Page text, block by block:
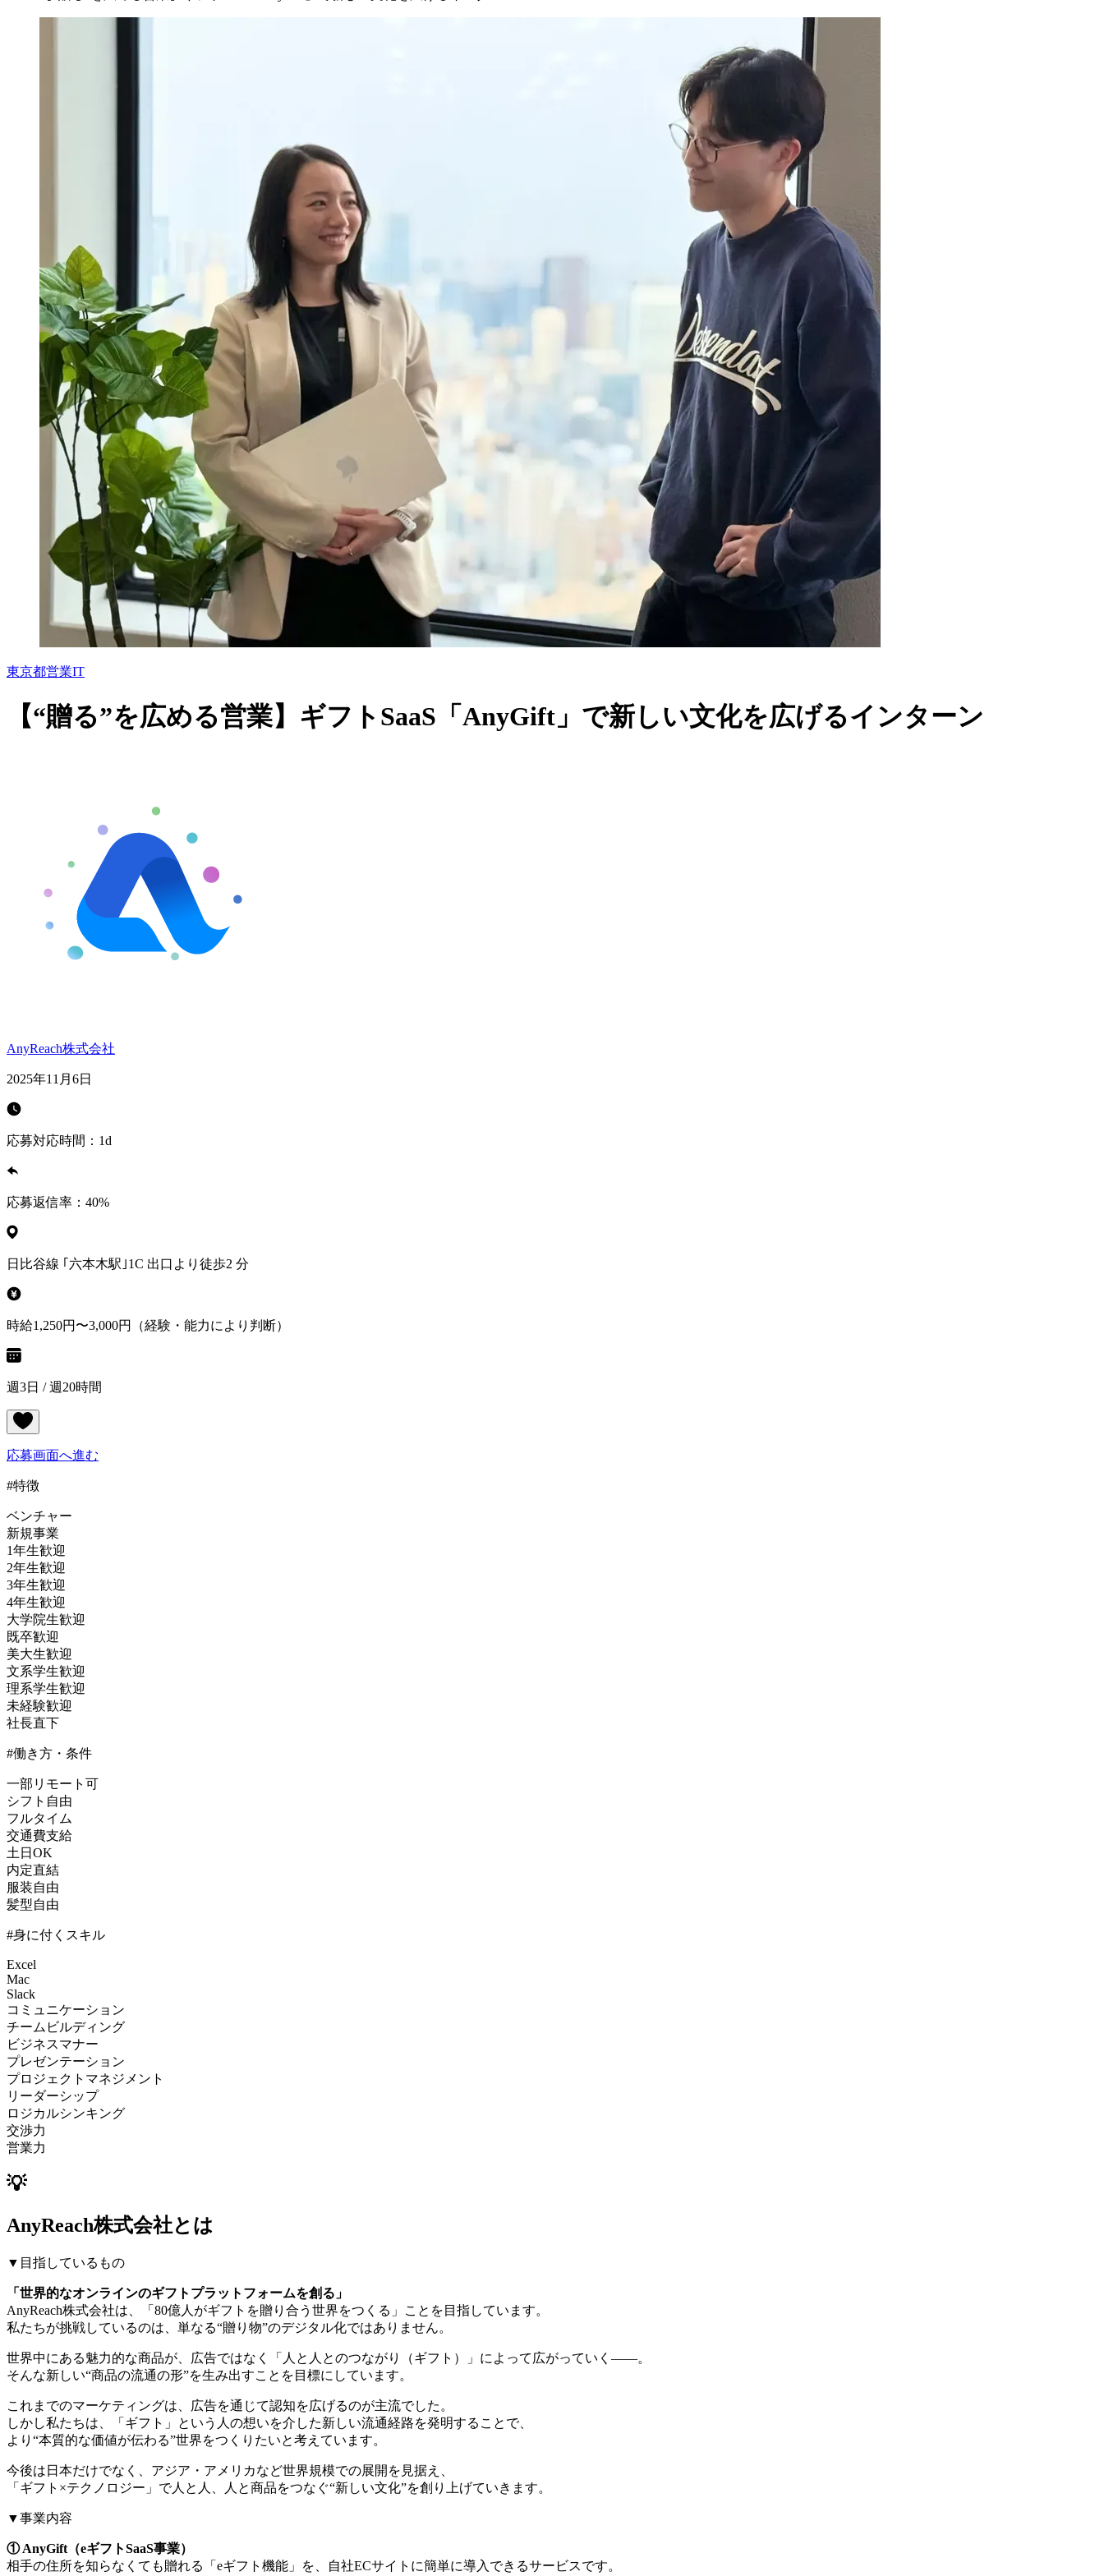
東京都営業IT
【“贈る”を広める営業】ギフトSaaS「AnyGift」で新しい文化を広げるインターン
AnyReach株式会社
2025年11月6日
応募対応時間： 1d
応募返信率： 40%
日比谷線 ｢六本木駅｣1C 出口より徒歩2 分
時給1,250円〜3,000円（経験・能力により判断）
週3日 / 週20時間
応募画面へ進む
#特徴
ベンチャー
新規事業
1年生歓迎
2年生歓迎
3年生歓迎
4年生歓迎
大学院生歓迎
既卒歓迎
美大生歓迎
文系学生歓迎
理系学生歓迎
未経験歓迎
社長直下
#働き方・条件
一部リモート可
シフト自由
フルタイム
交通費支給
土日OK
内定直結
服装自由
髪型自由
#身に付くスキル
Excel
Mac
Slack
コミュニケーション
チームビルディング
ビジネスマナー
プレゼンテーション
プロジェクトマネジメント
リーダーシップ
ロジカルシンキング
交渉力
営業力
💡
AnyReach株式会社とは
▼目指しているもの
「世界的なオンラインのギフトプラットフォームを創る」
AnyReach株式会社は、「80億人がギフトを贈り合う世界をつくる」ことを目指しています。
私たちが挑戦しているのは、単なる“贈り物”のデジタル化ではありません。
世界中にある魅力的な商品が、広告ではなく「人と人とのつながり（ギフト）」によって広がっていく――。
そんな新しい“商品の流通の形”を生み出すことを目標にしています。
これまでのマーケティングは、広告を通じて認知を広げるのが主流でした。
しかし私たちは、「ギフト」という人の想いを介した新しい流通経路を発明することで、
より“本質的な価値が伝わる”世界をつくりたいと考えています。
今後は日本だけでなく、アジア・アメリカなど世界規模での展開を見据え、
「ギフト×テクノロジー」で人と人、人と商品をつなぐ“新しい文化”を創り上げていきます。
▼事業内容
① AnyGift（eギフトSaaS事業）
相手の住所を知らなくても贈れる「eギフト機能」を、自社ECサイトに簡単に導入できるサービスです。